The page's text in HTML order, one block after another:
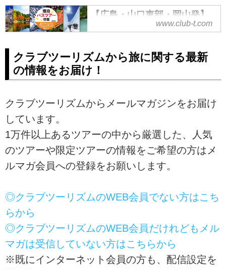
【広島・山口東部・岡山発】
宿泊バスツアー・旅行｜クラ
広島・山口東部・岡山発 宿泊バス
ツアー・旅行なら、クラブツーリ
ズム！添乗員やスタッフがしっか
めスポットのツアーなどをご紹
介。ツアーの検索・ご予約も簡単
www.club-t.com
クラブツーリズムから旅に関する最新
の情報をお届け！
クラブツーリズムからメールマガジンをお届け
しています。
1万件以上あるツアーの中から厳選した、人気
のツアーや限定ツアーの情報をご希望の方はメ
ルマガ会員への登録をお願いします。
◎クラブツーリズムのWEB会員でない方はこち
らから
◎クラブツーリズムのWEB会員だけれどもメル
マガは受信していない方はこちらから
※既にインターネット会員の方も、配信設定を